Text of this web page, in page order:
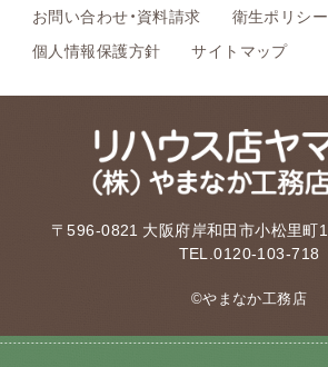
お問い合わせ・資料請求
衛生ポリシー
個人情報保護方針
サイトマップ
〒596-0821 大阪府岸和田市小松里町
TEL.0120-103-718
©やまなか工務店